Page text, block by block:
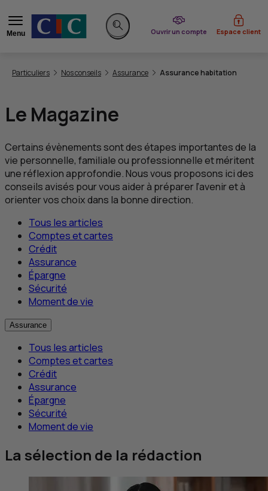
Menu
Rechercher sur le site
Ouvrir un compte
du CIC Espace client
Particuliers Nos conseils Assurance Assurance habitation
Le Magazine
Certains évènements sont des étapes importantes de la
vie personnelle, familiale ou professionnelle et méritent
une réflexion approfondie. Nous vous proposons ici des
conseils avisés pour vous aider à préparer l’avenir et à
orienter vos choix dans la bonne direction.
Tous les articles
Comptes et cartes
Crédit
Assurance
Épargne
Sécurité
Moment de vie
Assurance
Tous les articles
Comptes et cartes
Crédit
Assurance
Épargne
Sécurité
Moment de vie
La sélection de la rédaction